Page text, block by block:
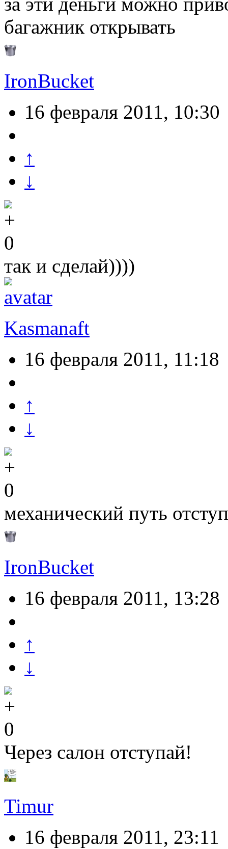
багажник открывать
IronBucket
16 февраля 2011, 10:30
↑
↓
0
так и сделай))))
Kasmanaft
16 февраля 2011, 11:18
↑
↓
0
механический путь
IronBucket
16 февраля 2011, 13:28
↑
↓
0
Через салон отступай!
Timur
16 февраля 2011, 23:11